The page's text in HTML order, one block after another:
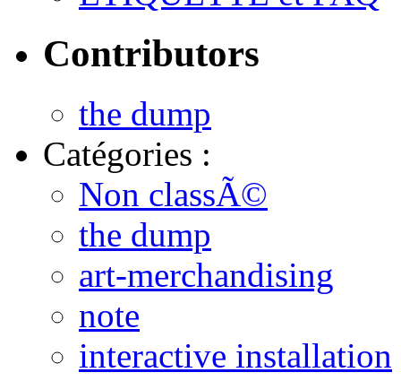
Contributors
the dump
Catégories :
Non classÃ©
the dump
art-merchandising
note
interactive installation